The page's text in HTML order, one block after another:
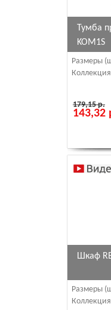
Тумба
KOM1S
Размеры
179,15 р.
143,32
Шкаф
Размеры